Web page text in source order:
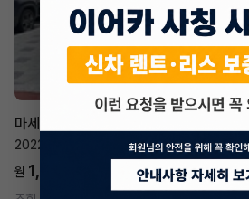
승계 매니저
한태현
마세라티 르반떼
2022년
2.0 Hybrid GT
월 1,697,700 24개월